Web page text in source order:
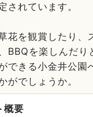
されています。
花を観賞したり、
BBQを楽しんだり
できる小金井公園
がでしょうか。
概要